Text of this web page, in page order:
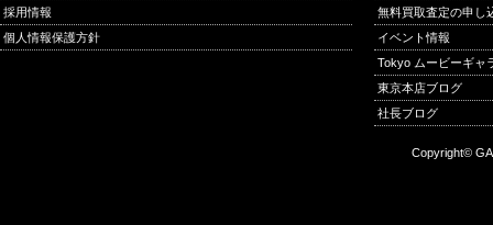
採用情報
個人情報保護方針
無料買取査定の申し
イベント情報
Tokyo ムービーギャ
東京本店ブログ
社長ブログ
Copyright©